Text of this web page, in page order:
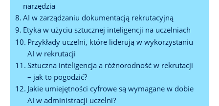
narzędzia
AI w zarządzaniu dokumentacją rekrutacyjną
Etyka w użyciu sztucznej inteligencji na uczelniach
Przykłady uczelni, które liderują w wykorzystaniu
AI w rekrutacji
Sztuczna inteligencja a różnorodność w rekrutacji
– jak to pogodzić?
Jakie umiejętności cyfrowe są wymagane w dobie
AI w administracji uczelni?